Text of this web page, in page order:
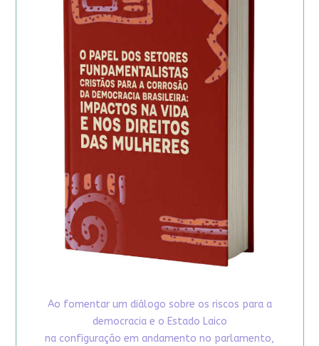
Ao fomentar um diálogo sobre os riscos para a
democracia e o Estado Laico
na configuração em andamento no parlamento,